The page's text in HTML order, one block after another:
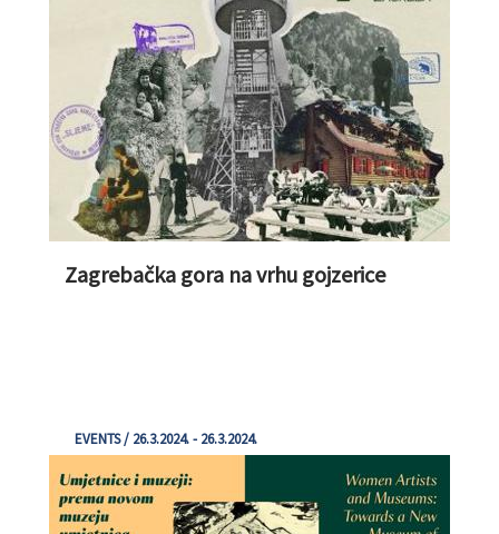
Zagrebačka gora na vrhu gojzerice
EVENTS / 26.3.2024. - 26.3.2024.